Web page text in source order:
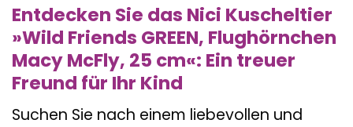
Entdecken Sie das Nici Kuscheltier
»Wild Friends GREEN, Flughörnchen
Macy McFly, 25 cm«: Ein treuer
Freund für Ihr Kind
Suchen Sie nach einem liebevollen und